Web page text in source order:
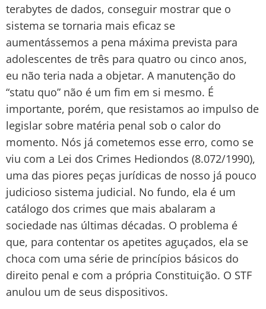
terabytes de dados, conseguir mostrar que o
sistema se tornaria mais eficaz se
aumentássemos a pena máxima prevista para
adolescentes de três para quatro ou cinco anos,
eu não teria nada a objetar. A manutenção do
“statu quo” não é um fim em si mesmo. É
importante, porém, que resistamos ao impulso de
legislar sobre matéria penal sob o calor do
momento. Nós já cometemos esse erro, como se
viu com a Lei dos Crimes Hediondos (8.072/1990),
uma das piores peças jurídicas de nosso já pouco
judicioso sistema judicial. No fundo, ela é um
catálogo dos crimes que mais abalaram a
sociedade nas últimas décadas. O problema é
que, para contentar os apetites aguçados, ela se
choca com uma série de princípios básicos do
direito penal e com a própria Constituição. O STF
anulou um de seus dispositivos.